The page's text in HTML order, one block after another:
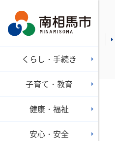
くらし・手続き
子育て・教育
健康・福祉
安心・安全